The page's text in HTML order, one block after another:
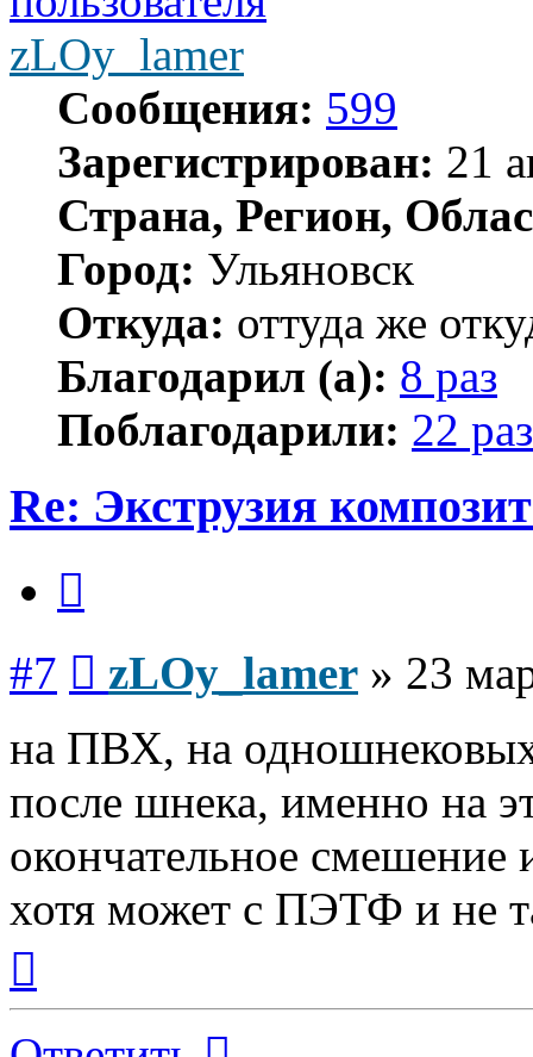
zLOy_lamer
Сообщения: 599
Зарегистрирован: 21
Страна, Регион,
Город: Ульяновск
Откуда: оттуда же
Благодарил (а): 8 раз
Поблагодарили: 22
Re: Экструзия
#7 zLOy_lamer » 23
на ПВХ, на одношнековых
после шнека, именно на
окончательное смешение
хотя может с ПЭТФ и не
началу